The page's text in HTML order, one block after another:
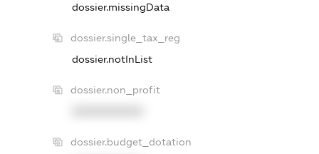
dossier.missingData
dossier.single_tax_reg
dossier.notInList
dossier.non_profit
dossier.budget_dotation